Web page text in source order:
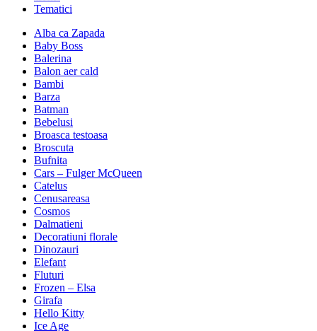
Tematici
Alba ca Zapada
Baby Boss
Balerina
Balon aer cald
Bambi
Barza
Batman
Bebelusi
Broasca testoasa
Broscuta
Bufnita
Cars – Fulger McQueen
Catelus
Cenusareasa
Cosmos
Dalmatieni
Decoratiuni florale
Dinozauri
Elefant
Fluturi
Frozen – Elsa
Girafa
Hello Kitty
Ice Age